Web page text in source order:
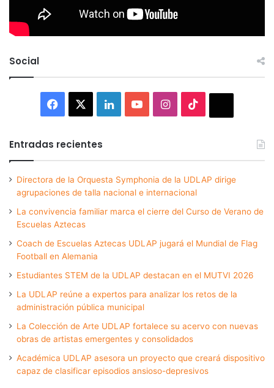
Social
Facebook LinkedInYouTubeInstagram
Entradas recientes
Directora de la Orquesta Symphonia de la UDLAP dirige
agrupaciones de talla nacional e internacional
La convivencia familiar marca el cierre del Curso de Verano de
Escuelas Aztecas
Coach de Escuelas Aztecas UDLAP jugará el Mundial de Flag
Football en Alemania
Estudiantes STEM de la UDLAP destacan en el MUTVI 2026
La UDLAP reúne a expertos para analizar los retos de la
administración pública municipal
La Colección de Arte UDLAP fortalece su acervo con nuevas
obras de artistas emergentes y consolidados
Académica UDLAP asesora un proyecto que creará dispositivo
capaz de clasificar episodios ansioso-depresivos